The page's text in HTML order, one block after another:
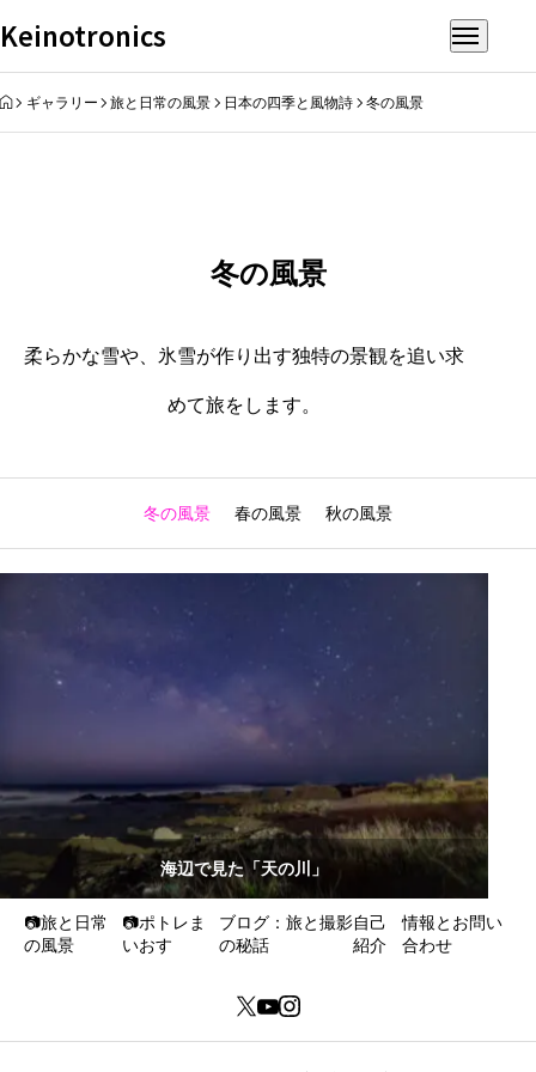
Keinotronics
HOME
ギャラリー 旅と日常の風景 日本の四季と風物詩 冬の風景
冬の風景
柔らかな雪や、氷雪が作り出す独特の景観を追い求
めて旅をします。
冬の風景 春の風景 秋の風景
海辺で見た「天の川」
📷旅と日常
の風景
📷ポトレま
いおす
ブログ：旅と撮影
の秘話
自己
紹介
情報とお問い
合わせ